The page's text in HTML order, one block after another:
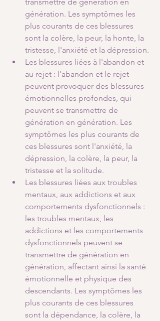
génération. Les symptômes les
plus courants de ces blessures
sont la colère, la peur, la honte, la
tristesse, l'anxiété et la dépression.
Les blessures liées à l'abandon et
au rejet : l'abandon et le rejet
peuvent provoquer des blessures
émotionnelles profondes, qui
peuvent se transmettre de
génération en génération. Les
symptômes les plus courants de
ces blessures sont l'anxiété, la
dépression, la colère, la peur, la
tristesse et la solitude.
Les blessures liées aux troubles
mentaux, aux addictions et aux
comportements dysfonctionnels :
les troubles mentaux, les
addictions et les comportements
dysfonctionnels peuvent se
transmettre de génération en
génération, affectant ainsi la santé
émotionnelle et physique des
descendants. Les symptômes les
plus courants de ces blessures
sont la dépendance, la colère, la